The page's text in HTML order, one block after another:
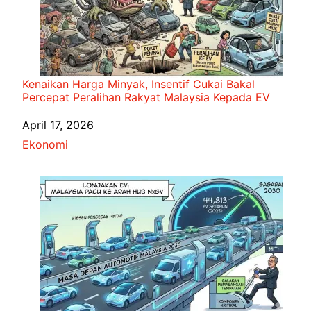
Kenaikan Harga Minyak, Insentif Cukai Bakal
Percepat Peralihan Rakyat Malaysia Kepada EV
Date
April 17, 2026
In relation to
Ekonomi